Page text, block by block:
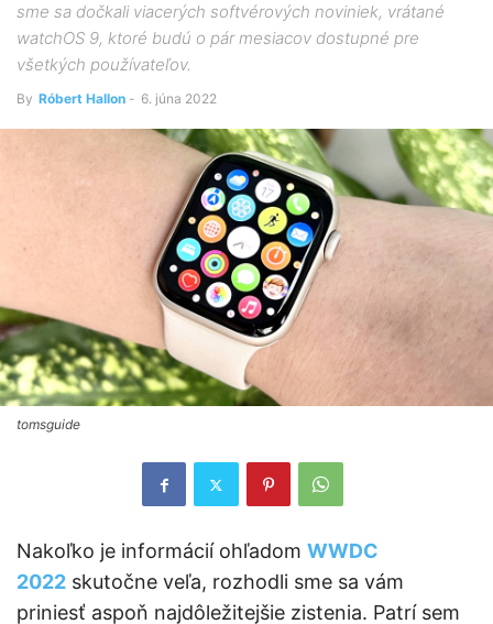
sme sa dočkali viacerých softvérových noviniek, vrátané
watchOS 9, ktoré budú o pár mesiacov dostupné pre
všetkých používateľov.
By Róbert Hallon - 6. júna 2022
tomsguide
Nakoľko je informácií ohľadom WWDC
2022 skutočne veľa, rozhodli sme sa vám
priniesť aspoň najdôležitejšie zistenia. Patrí sem